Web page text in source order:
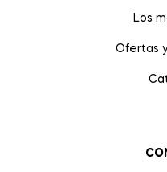
Los
Ofertas